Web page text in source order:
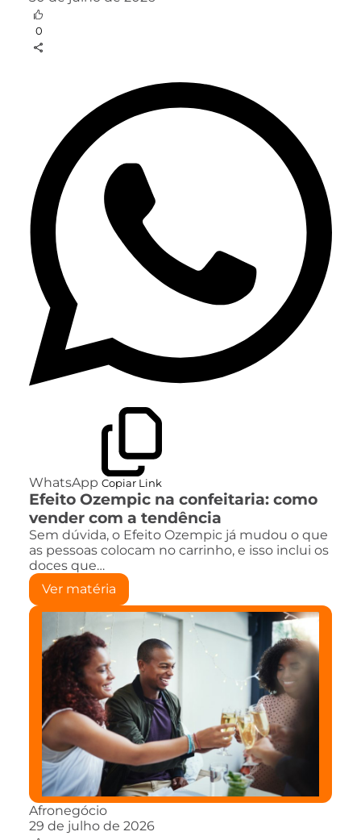
0
WhatsApp Copiar Link
Efeito Ozempic na confeitaria: como
vender com a tendência
Sem dúvida, o Efeito Ozempic já mudou o que
as pessoas colocam no carrinho, e isso inclui os
doces que…
Ver matéria
Afronegócio
29 de julho de 2026